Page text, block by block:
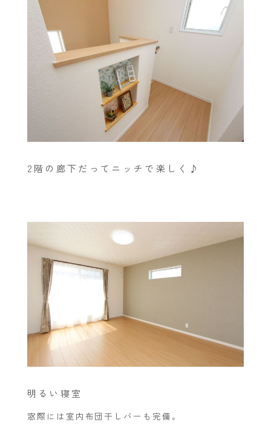
2階の廊下だってニッチで楽しく♪
明るい寝室
窓際には室内布団干しバーも完備。